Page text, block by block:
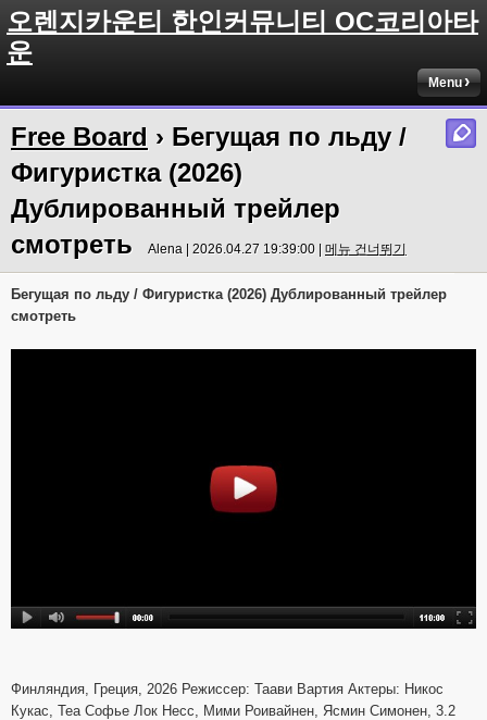
오렌지카운티 한인커뮤니티 OC코리아타
운
Menu
Free Board › Бегущая по льду /
Фигуристка (2026)
Дублированный трейлер
смотреть
Alena | 2026.04.27 19:39:00 | 메뉴 건너뛰기
Бегущая по льду / Фигуристка (2026) Дублированный трейлер
смотреть
Финляндия, Греция, 2026 Режиссер: Таави Вартия Актеры: Никос
Кукас, Теа Софье Лок Несс, Мими Роивайнен, Ясмин Симонен, 3.2